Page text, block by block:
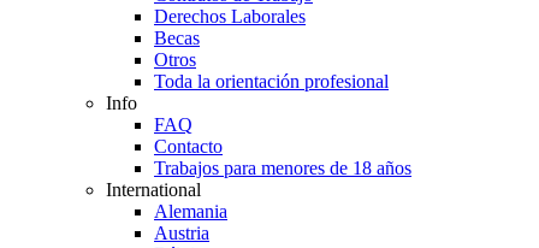
Derechos Laborales
Becas
Otros
Toda la orientación profesional
Info
FAQ
Contacto
Trabajos para menores de 18 años
International
Alemania
Austria